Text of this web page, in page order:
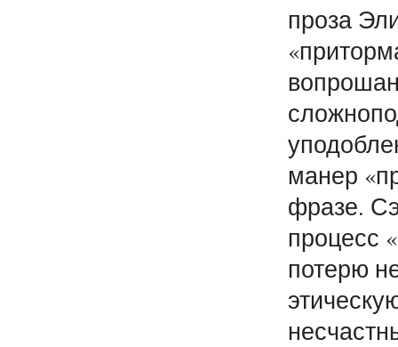
проза
манер
фразе.
процесс
потерю